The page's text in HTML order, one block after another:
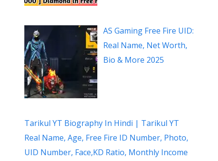
AS Gaming Free Fire UID:
Real Name, Net Worth,
Bio & More 2025
Tarikul YT Biography In Hindi | Tarikul YT
Real Name, Age, Free Fire ID Number, Photo,
UID Number, Face,KD Ratio, Monthly Income